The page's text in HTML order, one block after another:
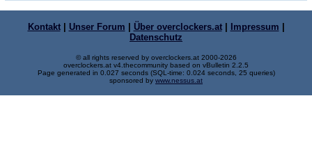
Kontakt| Unser Forum Über overclockers.at| Impressum
Datenschutz
© all rights reserved by overclockers.at 2000-2026
overclockers.at v4.thecommunity based on vBulletin 2.2.5
Page generated in 0.027 seconds (SQL-time: 0.024 seconds, 25 queries)
sponsored by www.nessus.at